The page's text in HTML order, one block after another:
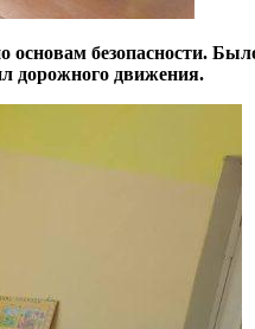
безопасности.
дорожного движения.